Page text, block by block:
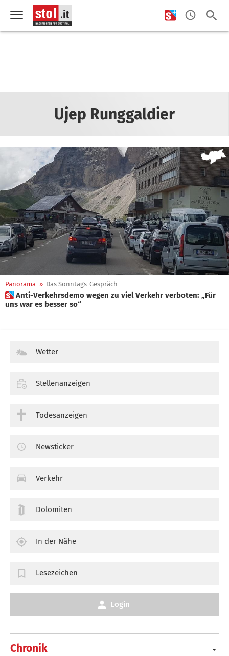
Ujep Runggaldier
Panorama » Das Sonntags-Gespräch
 Anti-Verkehrsdemo wegen zu viel Verkehr verboten: „Für
uns war es besser so“
Chronik
Wetter
Stellenanzeigen
Todesanzeigen
Newsticker
Verkehr
Dolomiten
In der Nähe
Lesezeichen
Login